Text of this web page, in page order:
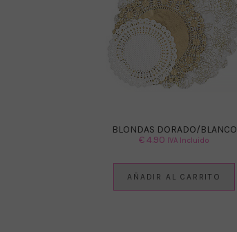
BLONDAS DORADO/BLANCO
€4.90 IVA Incluido
AÑADIR AL CARRITO